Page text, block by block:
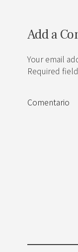
Add a
Your email
Required
Comentario